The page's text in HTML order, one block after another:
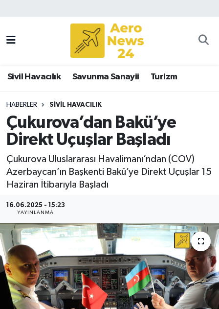
Sivil Havacılık Savunma Sanayii Turizm
HABERLER SIVIL HAVACILIK
Çukurova’dan Bakü’ye
Direkt Uçuşlar Başladı
Çukurova Uluslararası Havalimanı’ndan (COV)
Azerbaycan’ın Başkenti Bakü’ye Direkt Uçuşlar 15
Haziran İtibarıyla Başladı
16.06.2025 - 15:23
YAYINLANMA